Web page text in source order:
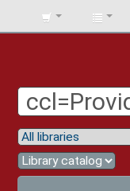
BIBLIOTECA